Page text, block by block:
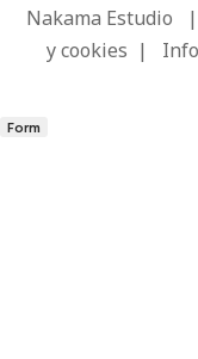
Nakama Estudio |
y cookies |
Form